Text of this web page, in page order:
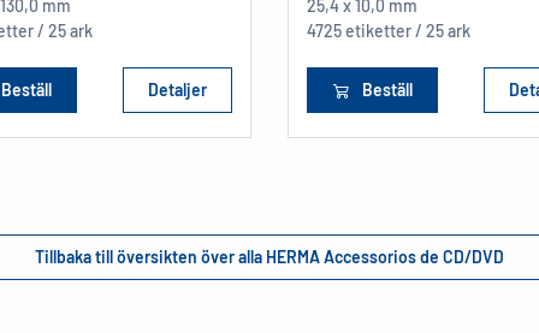
mm
/ 25 ark
Beställ Detaljer
25,4 x 10,0 mm
4725 etiketter / 25 ark
Beställ
Tillbaka till översikten över alla HERMA Accessorios de CD/DVD